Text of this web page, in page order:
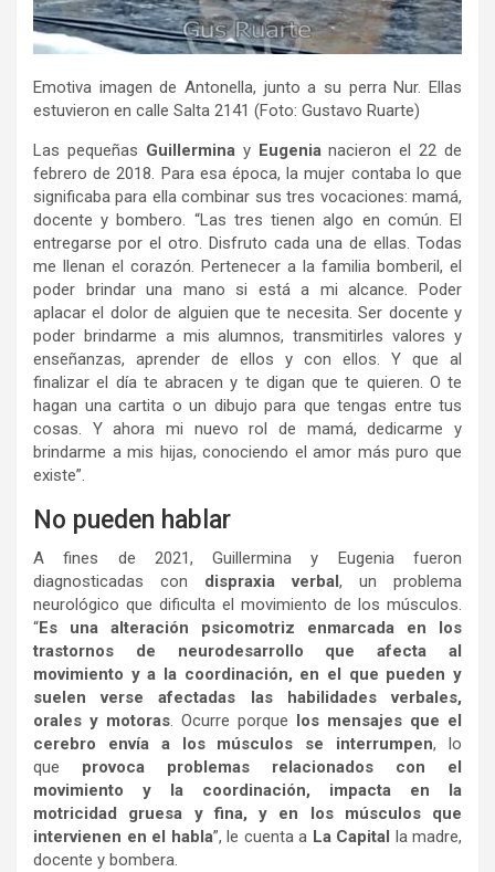
Emotiva imagen de Antonella, junto a su perra Nur. Ellas
estuvieron en calle Salta 2141 (Foto: Gustavo Ruarte)
Las pequeñas Guillermina y Eugenianacieron el 22 de
febrero de 2018. Para esa época, la mujer contaba lo que
significaba para ella combinar sus tres vocaciones: mamá,
docente y bombero. “Las tres tienen algo en común. El
entregarse por el otro. Disfruto cada una de ellas. Todas
me llenan el corazón. Pertenecer a la familia bomberil, el
poder brindar una mano si está a mi alcance. Poder
aplacar el dolor de alguien que te necesita. Ser docente y
poder brindarme a mis alumnos, transmitirles valores y
enseñanzas, aprender de ellos y con ellos. Y que al
finalizar el día te abracen y te digan que te quieren. O te
hagan una cartita o un dibujo para que tengas entre tus
cosas. Y ahora mi nuevo rol de mamá, dedicarme y
brindarme a mis hijas, conociendo el amor más puro que
existe”.
No pueden hablar
A fines de 2021, Guillermina y Eugenia fueron
diagnosticadas con dispraxia verbal, un problema
neurológico que dificulta el movimiento de los músculos.
“Es una alteración psicomotriz enmarcada en los
trastornos de neurodesarrollo que afecta al
movimiento y a la coordinación, en el que pueden y
suelen verse afectadas las habilidades verbales,
orales y motoras. Ocurre porque los mensajes que el
cerebro envía a los músculos se interrumpen, lo
que provoca problemas relacionados con el
movimiento y la coordinación, impacta en la
motricidad gruesa y fina, y en los músculos que
intervienen en el habla”, le cuenta a La Capital la madre,
docente y bombera.